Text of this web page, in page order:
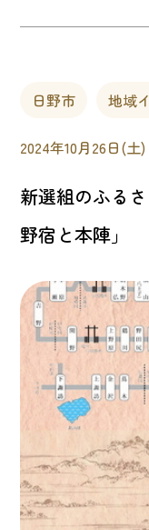
日野市 地域
2024年10月26日(土
新選組のふる
野宿と本陣」